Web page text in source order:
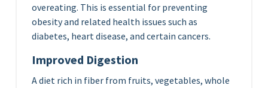
overeating. This is essential for preventing
obesity and related health issues such as
diabetes, heart disease, and certain cancers.
Improved Digestion
A diet rich in fiber from fruits, vegetables, whole